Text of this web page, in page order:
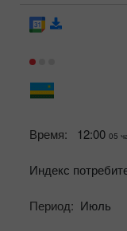
Время: 12:00 05
Индекс
Период: Июль